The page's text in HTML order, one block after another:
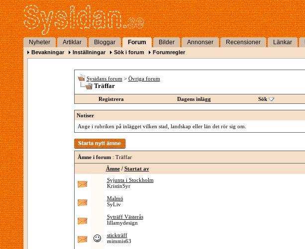
Nyheter Artiklar Bloggar Forum Bilder Annonser Recensioner Länkar
Bevakningar Inställningar Sök i forum Forumregler
Sysidans forum > Övriga forum
Träffar
Registrera
Dagens inlägg Sök
Notiser
Ange i rubriken på inlägget vilken stad, landskap eller län det rör sig om.
Ämne i forum: Träffar
Ämne/ Startat av
Syjunta i Stockholm
KristinSyr
Malmö
SyLiv
Syträff Västerås
lillamydesign
stickträff
mimmis63